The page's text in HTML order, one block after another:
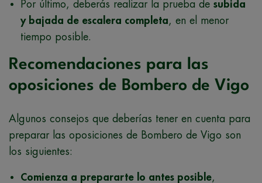
Por último, deberás realizar la prueba de subida
y bajada de escalera completa, en el menor
tiempo posible.
Recomendaciones para las
oposiciones de Bombero de Vigo
Algunos consejos que deberías tener en cuenta para
preparar las oposiciones de Bombero de Vigo son
los siguientes:
Comienza a prepararte lo antes posible,